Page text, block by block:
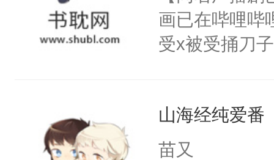
画已在哔哩哔
受x被受捅刀
病，一个个的
上了还是无动
山海经纯爱番
苗又